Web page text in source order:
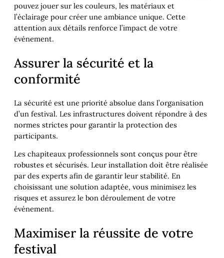
pouvez jouer sur les couleurs, les matériaux et
l’éclairage pour créer une ambiance unique. Cette
attention aux détails renforce l’impact de votre
événement.
Assurer la sécurité et la
conformité
La sécurité est une priorité absolue dans l’organisation
d’un festival. Les infrastructures doivent répondre à des
normes strictes pour garantir la protection des
participants.
Les chapiteaux professionnels sont conçus pour être
robustes et sécurisés. Leur installation doit être réalisée
par des experts afin de garantir leur stabilité. En
choisissant une solution adaptée, vous minimisez les
risques et assurez le bon déroulement de votre
événement.
Maximiser la réussite de votre
festival